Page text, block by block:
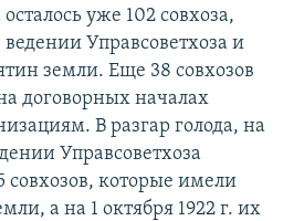
уже 102 совхоза,
Управсоветхоза и
земли. Еще 38 совхозов
договорных началах
В разгар голода, на
Управсоветхоза
совхозов, которые имели
а на 1 октября 1922 г. их